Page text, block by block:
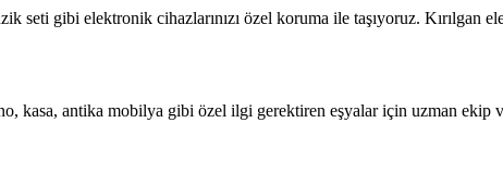
seti gibi elektronik cihazlarınızı özel koruma ile taşıyoruz. Kırılgan
kasa, antika mobilya gibi özel ilgi gerektiren eşyalar için uzman ekip